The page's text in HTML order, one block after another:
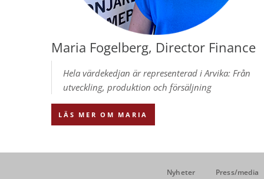
Maria Fogelberg, Director Finance
Hela värdekedjan är representerad i Arvika: Från
utveckling, produktion och försäljning
LÄS MER OM MARIA
Nyheter Press/media